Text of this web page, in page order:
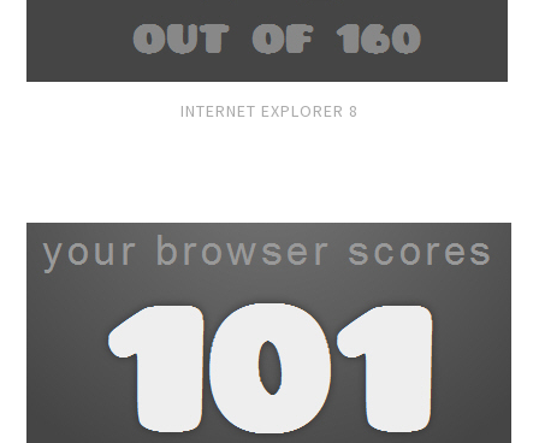
INTERNET EXPLORER 8